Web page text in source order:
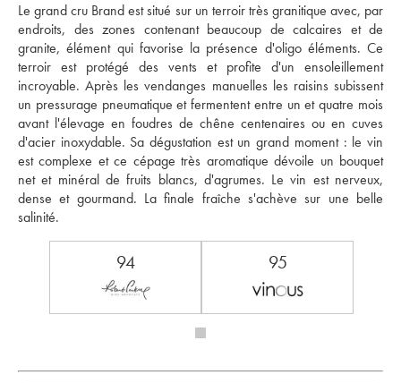
Le grand cru Brand est situé sur un terroir très granitique avec, par
endroits, des zones contenant beaucoup de calcaires et de
granite, élément qui favorise la présence d'oligo éléments. Ce
terroir est protégé des vents et profite d'un ensoleillement
incroyable. Après les vendanges manuelles les raisins subissent
un pressurage pneumatique et fermentent entre un et quatre mois
avant l'élevage en foudres de chêne centenaires ou en cuves
d'acier inoxydable. Sa dégustation est un grand moment : le vin
est complexe et ce cépage très aromatique dévoile un bouquet
net et minéral de fruits blancs, d'agrumes. Le vin est nerveux,
dense et gourmand. La finale fraîche s'achève sur une belle
salinité.
94 95